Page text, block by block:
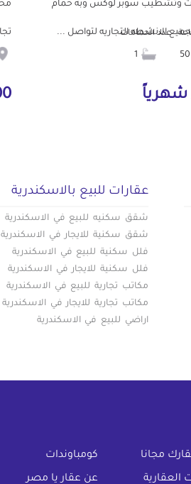
وتشطيب سوبر لوكس وبه حمام
الانشطه التجاريه لتواصل ...
عدد الحمامات
عقارات للبيع بالاسكندرية
شقق سكنيه للبيع في الاسكندرية
شقق سكنية للايجار في الاسكندرية
فلل سكنية للبيع في الاسكندرية
فلل سكنية للايجار في الاسكندرية
مكاتب تجارية للبيع في الاسكندرية
مكاتب تجارية للايجار في الاسكندرية
اراضي للبيع في الاسكندرية
مجانا كومباوندات
العقارية عن عقار يا مصر